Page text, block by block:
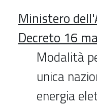
Ministero
Decreto 16
Modalità
unica
energia